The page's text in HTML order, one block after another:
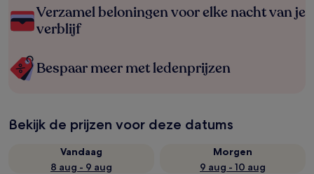
Verzamel beloningen voor elke nacht van je
verblijf
Bespaar meer met ledenprijzen
Bekijk de prijzen voor deze datums
Vandaag
8 aug - 9 aug
Morgen
9 aug - 10 aug